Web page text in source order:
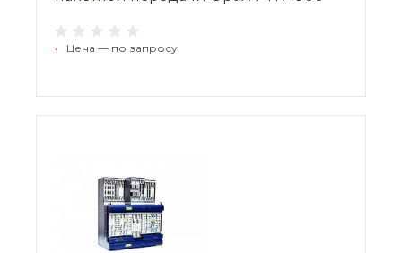
• Цена — по запросу